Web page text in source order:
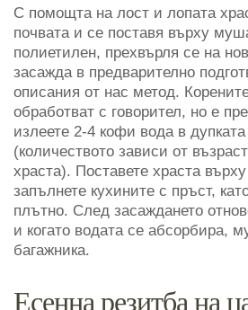
С помощта на лост и лопата
почвата и се поставя върху
полиетилен, прехвърля се на
засажда в предварително
описания от нас метод.
обработват с говорител, но е
излеете 2-4 кофи вода в
(количеството зависи от
храста). Поставете храста
запълнете кухините с пръст,
плътно. След засаждането
и когато водата се абсорбира,
багажника.
Есенна резитба на